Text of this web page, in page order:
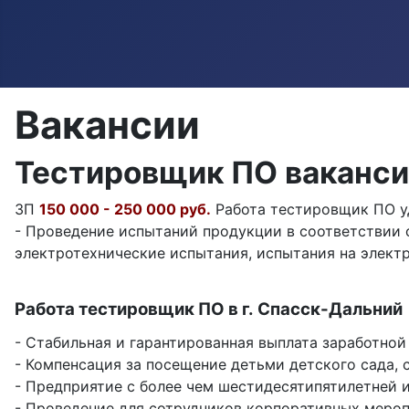
Вакансии
Тестировщик ПО
ЗП 150 000 - 250 000 руб. Работа тестировщик ПО
- Проведение испытаний продукции в
электротехнические испытания, испытания на
Работа тестировщик ПО в г. Спасск-Дальний
- Стабильная и гарантированная выплата
- Компенсация за посещение детьми детского сада,
- Предприятие с более чем